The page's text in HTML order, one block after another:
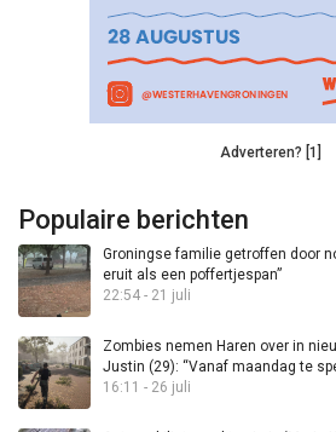
Adverteren? [1]
Populaire berichten
Groningse familie getroffen door
eruit als een poffertjespan”
22:54 - 21 juli
Zombies nemen Haren over in
Justin (29): “Vanaf maandag te
16:11 - 26 juli